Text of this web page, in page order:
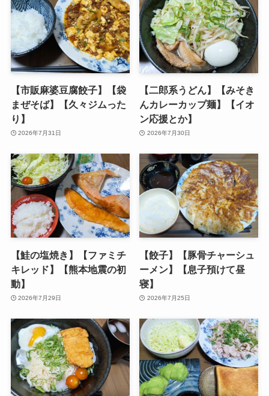
【市販麻婆豆腐餃子】【袋
まぜそば】【久々ジムった
り】
2026年7月31日
【二郎系うどん】【みそき
んカレーカップ麺】【イオ
ン応援とか】
2026年7月30日
【鮭の塩焼き】【ファミチ
キレッド】【熊本地震の初
動】
2026年7月29日
【餃子】【豚骨チャーシュ
ーメン】【息子預けて昼
寝】
2026年7月25日